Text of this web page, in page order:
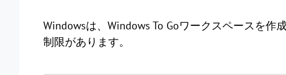
Windowsは、Windows To Goワークスペースを
制限があります。